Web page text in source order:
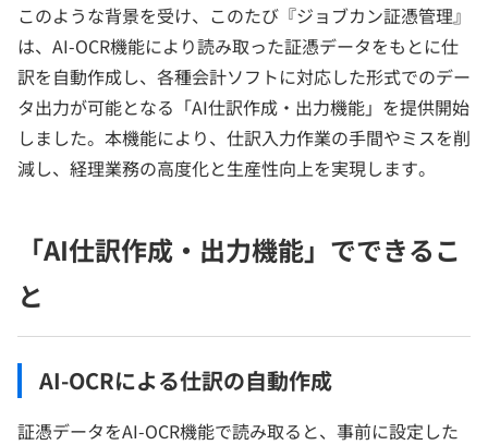
このような背景を受け、このたび『ジョブカン証憑管理』
は、AI-OCR機能により読み取った証憑データをもとに仕
訳を自動作成し、各種会計ソフトに対応した形式でのデー
タ出力が可能となる「AI仕訳作成・出力機能」を提供開始
しました。本機能により、仕訳入力作業の手間やミスを削
減し、経理業務の高度化と生産性向上を実現します。
「AI仕訳作成・出力機能」でできるこ
と
AI-OCRによる仕訳の自動作成
証憑データをAI-OCR機能で読み取ると、事前に設定した